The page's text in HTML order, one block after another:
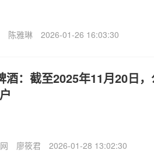
陈雅琳 2026-01-26 16:03:30
酒：截至2025年11月20日
廖筱君 2026-01-28 13:02:30